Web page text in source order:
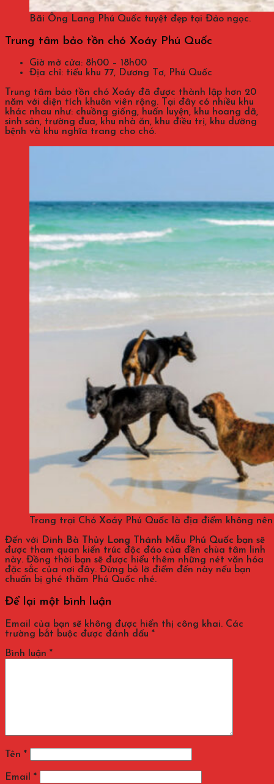
Bãi Ông Lang Phú Quốc tuyệt đẹp tại Đảo ngọc.
Trung tâm bảo tồn chó Xoáy Phú Quốc
Giờ mở cửa: 8h00 – 18h00
Địa chỉ: tiểu khu 77, Dương Tơ, Phú Quốc
Trung tâm bảo tồn chó Xoáy đã được thành lập hơn 20
năm với diện tích khuôn viên rộng. Tại đây có nhiều khu
khác nhau như: chuồng giống, huấn luyện, khu hoang dã,
sinh sản, trường đua, khu nhà ăn, khu điều trị, khu dưỡng
bệnh và khu nghĩa trang cho chó.
Trang trại Chó Xoáy Phú Quốc là địa điểm không
Đến với Dinh Bà Thủy Long Thánh Mẫu Phú Quốc bạn sẽ
được tham quan kiến trúc độc đáo của đền chùa tâm linh
này. Đồng thời bạn sẽ được hiểu thêm những nét văn hóa
đặc sắc của nơi đây. Đừng bỏ lỡ điểm đến này nếu bạn
chuẩn bị ghé thăm Phú Quốc nhé.
Để lại một bình luận
Email của bạn sẽ không được hiển thị công khai. Các
trường bắt buộc được đánh dấu *
Bình luận *
Tên *
Email *